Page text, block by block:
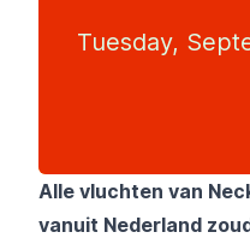
Tuesday,
Alle vluchten van
vanuit Nederland